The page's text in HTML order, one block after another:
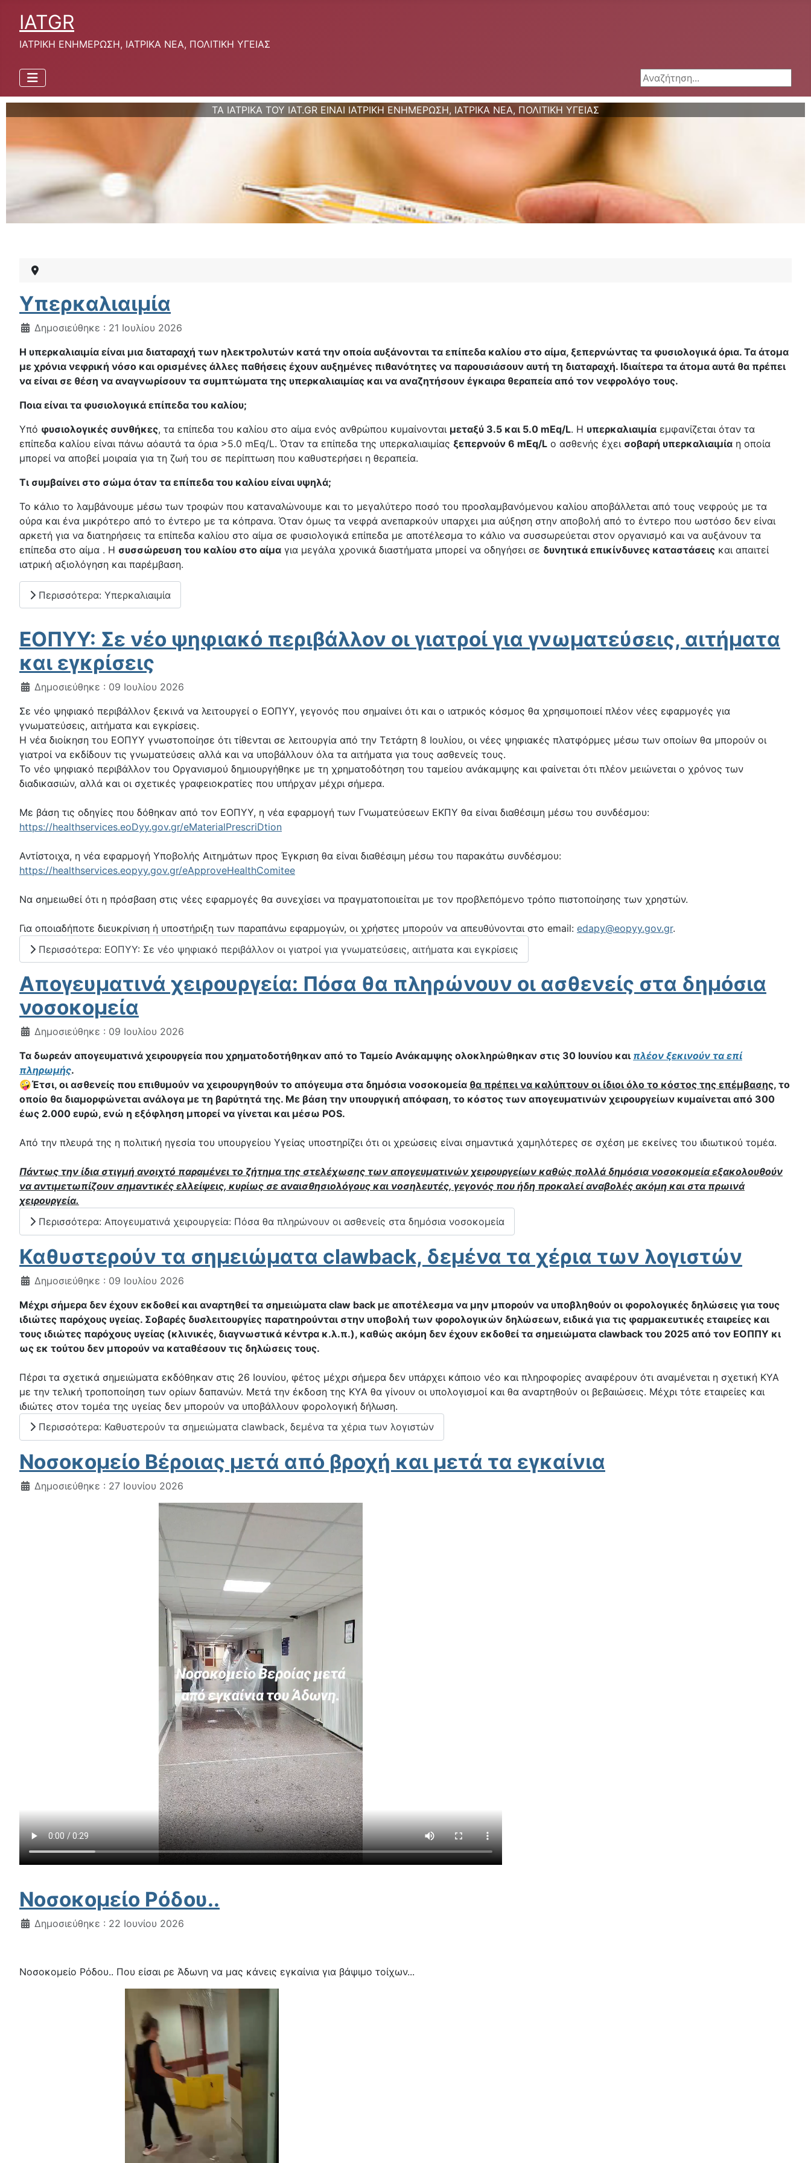
IATGR
ΙΑΤΡΙΚΗ ΕΝΗΜΕΡΩΣΗ, ΙΑΤΡΙΚΑ ΝΕΑ, ΠΟΛΙΤΙΚΗ ΥΓΕΙΑΣ
Αναζήτηση...
ΤΑ ΙΑΤΡΙΚΑ ΤΟΥ IAT.GR ΕΙΝΑΙ ΙΑΤΡΙΚΗ ΕΝΗΜΕΡΩΣΗ, ΙΑΤΡΙΚΑ ΝΕΑ, ΠΟΛΙΤΙΚΗ ΥΓΕΙΑΣ
Υπερκαλιαιμία
Λεπτομέρειες
Δημοσιεύθηκε : 21 Ιουλίου 2026
Η υπερκαλιαιμία είναι μια διαταραχή των ηλεκτρολυτών κατά την οποία αυξάνονται τα επίπεδα καλίου στο αίμα, ξεπερνώντας τα φυσιολογικά όρια. Τα άτομα
με χρόνια νεφρική νόσο και ορισμένες άλλες παθήσεις έχουν αυξημένες πιθανότητες να παρουσιάσουν αυτή τη διαταραχή. Ιδιαίτερα τα άτομα αυτά θα πρέπει
να είναι σε θέση να αναγνωρίσουν τα συμπτώματα της υπερκαλιαιμίας και να αναζητήσουν έγκαιρα θεραπεία από τον νεφρολόγο τους.
Ποια είναι τα φυσιολογικά επίπεδα του καλίου;
Υπό φυσιολογικές συνθήκες, τα επίπεδα του καλίου στο αίμα ενός ανθρώπου κυμαίνονται μεταξύ 3.5 και 5.0 mEq/L. Η υπερκαλιαιμία εμφανίζεται όταν τα
επίπεδα καλίου είναι πάνω αόαυτά τα όρια >5.0 mEq/L. Όταν τα επίπεδα της υπερκαλιαιμίας ξεπερνούν 6 mEq/L ο ασθενής έχει σοβαρή υπερκαλιαιμία η οποία
μπορεί να αποβεί μοιραία για τη ζωή του σε περίπτωση που καθυστερήσει η θεραπεία.
Τι συμβαίνει στο σώμα όταν τα επίπεδα του καλίου είναι υψηλά;
Το κάλιο το λαμβάνουμε μέσω των τροφών που καταναλώνουμε και το μεγαλύτερο ποσό του προσλαμβανόμενου καλίου αποβάλλεται από τους νεφρούς με τα
ούρα και ένα μικρότερο από το έντερο με τα κόπρανα. Όταν όμως τα νεφρά ανεπαρκούν υπαρχει μια αύξηση στην αποβολή από το έντερο που ωστόσο δεν είναι
αρκετή για να διατηρήσεις τα επίπεδα καλίου στο αίμα σε φυσιολογικά επίπεδα με αποτέλεσμα το κάλιο να συσσωρεύεται στον οργανισμό και να αυξάνουν τα
επίπεδα στο αίμα . Η συσσώρευση του καλίου στο αίμα για μεγάλα χρονικά διαστήματα μπορεί να οδηγήσει σε δυνητικά επικίνδυνες καταστάσεις και απαιτεί
ιατρική αξιολόγηση και παρέμβαση.
Περισσότερα: Υπερκαλιαιμία
ΕΟΠΥΥ: Σε νέο ψηφιακό περιβάλλον οι γιατροί για γνωματεύσεις, αιτήματα
και εγκρίσεις
Λεπτομέρειες
Δημοσιεύθηκε : 09 Ιουλίου 2026
Σε νέο ψηφιακό περιβάλλον ξεκινά να λειτουργεί ο ΕΟΠΥΥ, γεγονός που σημαίνει ότι και ο ιατρικός κόσμος θα χρησιμοποιεί πλέον νέες εφαρμογές για
γνωματεύσεις, αιτήματα και εγκρίσεις.
Η νέα διοίκηση του ΕΟΠΥΥ γνωστοποίησε ότι τίθενται σε λειτουργία από την Τετάρτη 8 Ιουλίου, οι νέες ψηφιακές πλατφόρμες μέσω των οποίων θα μπορούν οι
γιατροί να εκδίδουν τις γνωματεύσεις αλλά και να υποβάλλουν όλα τα αιτήματα για τους ασθενείς τους.
Το νέο ψηφιακό περιβάλλον του Οργανισμού δημιουργήθηκε με τη χρηματοδότηση του ταμείου ανάκαμψης και φαίνεται ότι πλέον μειώνεται ο χρόνος των
διαδικασιών, αλλά και οι σχετικές γραφειοκρατίες που υπήρχαν μέχρι σήμερα.
Με βάση τις οδηγίες που δόθηκαν από τον ΕΟΠΥΥ, η νέα εφαρμογή των Γνωματεύσεων ΕΚΠΥ θα είναι διαθέσιμη μέσω του συνδέσμου:
https://healthservices.eoDyy.gov.gr/eMaterialPrescriDtion
Αντίστοιχα, η νέα εφαρμογή Υποβολής Αιτημάτων προς Έγκριση θα είναι διαθέσιμη μέσω του παρακάτω συνδέσμου:
https://healthservices.eopyy.gov.gr/eApproveHealthComitee
Να σημειωθεί ότι η πρόσβαση στις νέες εφαρμογές θα συνεχίσει να πραγματοποιείται με τον προβλεπόμενο τρόπο πιστοποίησης των χρηστών.
Για οποιαδήποτε διευκρίνιση ή υποστήριξη των παραπάνω εφαρμογών, οι χρήστες μπορούν να απευθύνονται στο email: edapy@eopyy.gov.gr.
Περισσότερα: ΕΟΠΥΥ: Σε νέο ψηφιακό περιβάλλον οι γιατροί για γνωματεύσεις, αιτήματα και εγκρίσεις
Απογευματινά χειρουργεία: Πόσα θα πληρώνουν οι ασθενείς στα δημόσια
νοσοκομεία
Λεπτομέρειες
Δημοσιεύθηκε : 09 Ιουλίου 2026
Τα δωρεάν απογευματινά χειρουργεία που χρηματοδοτήθηκαν από το Ταμείο Ανάκαμψης ολοκληρώθηκαν στις 30 Ιουνίου και πλέον ξεκινούν τα επί
πληρωμής.
🤪Έτσι, οι ασθενείς που επιθυμούν να χειρουργηθούν το απόγευμα στα δημόσια νοσοκομεία θα πρέπει να καλύπτουν οι ίδιοι όλο το κόστος της επέμβασης, το
οποίο θα διαμορφώνεται ανάλογα με τη βαρύτητά της. Με βάση την υπουργική απόφαση, το κόστος των απογευματινών χειρουργείων κυμαίνεται από 300
έως 2.000 ευρώ, ενώ η εξόφληση μπορεί να γίνεται και μέσω POS.
Από την πλευρά της η πολιτική ηγεσία του υπουργείου Υγείας υποστηρίζει ότι οι χρεώσεις είναι σημαντικά χαμηλότερες σε σχέση με εκείνες του ιδιωτικού τομέα.
Πάντως την ίδια στιγμή ανοιχτό παραμένει το ζήτημα της στελέχωσης των απογευματινών χειρουργείων καθώς πολλά δημόσια νοσοκομεία εξακολουθούν
να αντιμετωπίζουν σημαντικές ελλείψεις, κυρίως σε αναισθησιολόγους και νοσηλευτές, γεγονός που ήδη προκαλεί αναβολές ακόμη και στα πρωινά
χειρουργεία.
Περισσότερα: Απογευματινά χειρουργεία: Πόσα θα πληρώνουν οι ασθενείς στα δημόσια νοσοκομεία
Καθυστερούν τα σημειώματα clawback, δεμένα τα χέρια των λογιστών
Λεπτομέρειες
Δημοσιεύθηκε : 09 Ιουλίου 2026
Μέχρι σήμερα δεν έχουν εκδοθεί και αναρτηθεί τα σημειώματα claw back με αποτέλεσμα να μην μπορούν να υποβληθούν οι φορολογικές δηλώσεις για τους
ιδιώτες παρόχους υγείας. Σοβαρές δυσλειτουργίες παρατηρούνται στην υποβολή των φορολογικών δηλώσεων, ειδικά για τις φαρμακευτικές εταιρείες και
τους ιδιώτες παρόχους υγείας (κλινικές, διαγνωστικά κέντρα κ.λ.π.), καθώς ακόμη δεν έχουν εκδοθεί τα σημειώματα clawback του 2025 από τον ΕΟΠΠΥ κι
ως εκ τούτου δεν μπορούν να καταθέσουν τις δηλώσεις τους.
Πέρσι τα σχετικά σημειώματα εκδόθηκαν στις 26 Ιουνίου, φέτος μέχρι σήμερα δεν υπάρχει κάποιο νέο και πληροφορίες αναφέρουν ότι αναμένεται η σχετική ΚΥΑ
με την τελική τροποποίηση των ορίων δαπανών. Μετά την έκδοση της ΚΥΑ θα γίνουν οι υπολογισμοί και θα αναρτηθούν οι βεβαιώσεις. Μέχρι τότε εταιρείες και
ιδιώτες στον τομέα της υγείας δεν μπορούν να υποβάλλουν φορολογική δήλωση.
Περισσότερα: Καθυστερούν τα σημειώματα clawback, δεμένα τα χέρια των λογιστών
Νοσοκομείο Βέροιας μετά από βροχή και μετά τα εγκαίνια
Λεπτομέρειες
Δημοσιεύθηκε : 27 Ιουνίου 2026
Νοσοκομείο Ρόδου..
Λεπτομέρειες
Δημοσιεύθηκε : 22 Ιουνίου 2026
Νοσοκομείο Ρόδου.. Που είσαι ρε Άδωνη να μας κάνεις εγκαίνια για βάψιμο τοίχων...